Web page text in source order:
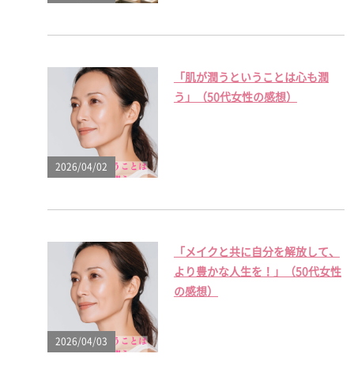
2026/04/02
「肌が潤うということは心も潤
う」（50代女性の感想）
2026/04/03
「メイクと共に自分を解放して、
より豊かな人生を！」（50代女性
の感想）